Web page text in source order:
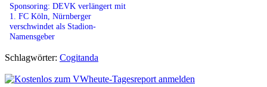
Sponsoring: DEVK verlängert mit
1. FC Köln, Nürnberger
verschwindet als Stadion-
Namensgeber
Schlagwörter: Cogitanda